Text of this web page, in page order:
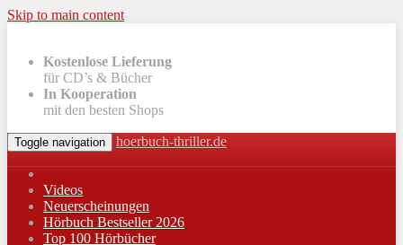
Skip to main content
Kostenlose Lieferung
für CD’s & Bücher
In Kooperation
mit den besten Shops
Toggle navigation hoerbuch-thriller.de
Videos
Neuerscheinungen
Hörbuch Bestseller 2026
Top 100 Hörbücher